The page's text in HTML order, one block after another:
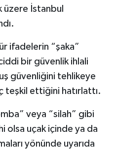
İstanbul
ifadelerin “şaka”
bir güvenlik ihlali
güvenliğini tehlikeye
teşkil ettiğini hatırlattı.
veya “silah” gibi
olsa uçak içinde ya da
yönünde uyarıda